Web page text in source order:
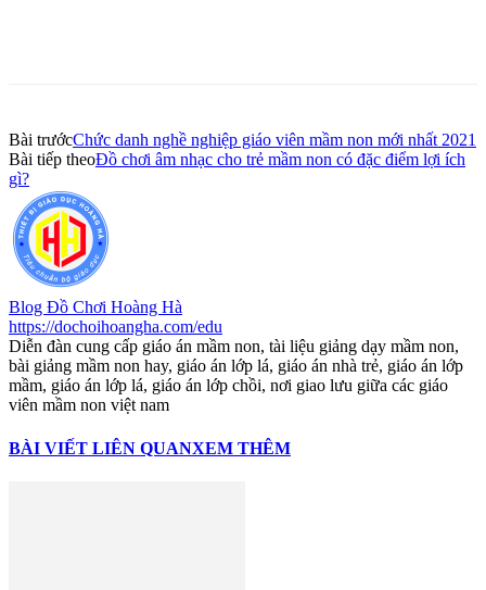
Bài trướcChức danh nghề nghiệp giáo viên mầm non mới nhất 2021
Bài tiếp theoĐồ chơi âm nhạc cho trẻ mầm non có đặc điểm lợi ích
gì?
Blog Đồ Chơi Hoàng Hà
https://dochoihoangha.com/edu
Diễn đàn cung cấp giáo án mầm non, tài liệu giảng dạy mầm non,
bài giảng mầm non hay, giáo án lớp lá, giáo án nhà trẻ, giáo án lớp
mầm, giáo án lớp lá, giáo án lớp chồi, nơi giao lưu giữa các giáo
viên mầm non việt nam
BÀI VIẾT LIÊN QUANXEM THÊM